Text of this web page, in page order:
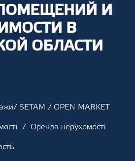
И
В
ОБЛАСТИ
SETAM / OPEN MARKET
Оренда нерухомості